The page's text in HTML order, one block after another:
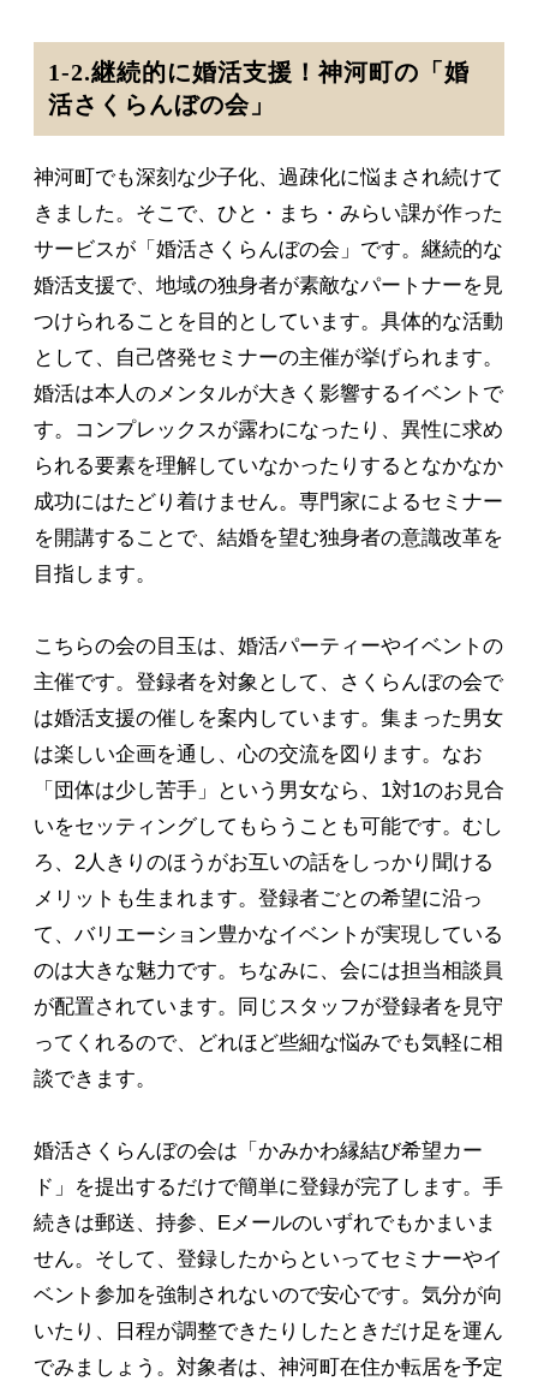
1-2.継続的に婚活支援！神河町の「婚
活さくらんぼの会」
神河町でも深刻な少子化、過疎化に悩まされ続けて
きました。そこで、ひと・まち・みらい課が作った
サービスが「婚活さくらんぼの会」です。継続的な
婚活支援で、地域の独身者が素敵なパートナーを見
つけられることを目的としています。具体的な活動
として、自己啓発セミナーの主催が挙げられます。
婚活は本人のメンタルが大きく影響するイベントで
す。コンプレックスが露わになったり、異性に求め
られる要素を理解していなかったりするとなかなか
成功にはたどり着けません。専門家によるセミナー
を開講することで、結婚を望む独身者の意識改革を
目指します。
こちらの会の目玉は、婚活パーティーやイベントの
主催です。登録者を対象として、さくらんぼの会で
は婚活支援の催しを案内しています。集まった男女
は楽しい企画を通し、心の交流を図ります。なお
「団体は少し苦手」という男女なら、1対1のお見合
いをセッティングしてもらうことも可能です。むし
ろ、2人きりのほうがお互いの話をしっかり聞ける
メリットも生まれます。登録者ごとの希望に沿っ
て、バリエーション豊かなイベントが実現している
のは大きな魅力です。ちなみに、会には担当相談員
が配置されています。同じスタッフが登録者を見守
ってくれるので、どれほど些細な悩みでも気軽に相
談できます。
婚活さくらんぼの会は「かみかわ縁結び希望カー
ド」を提出するだけで簡単に登録が完了します。手
続きは郵送、持参、Eメールのいずれでもかまいま
せん。そして、登録したからといってセミナーやイ
ベント参加を強制されないので安心です。気分が向
いたり、日程が調整できたりしたときだけ足を運ん
でみましょう。対象者は、神河町在住か転居を予定